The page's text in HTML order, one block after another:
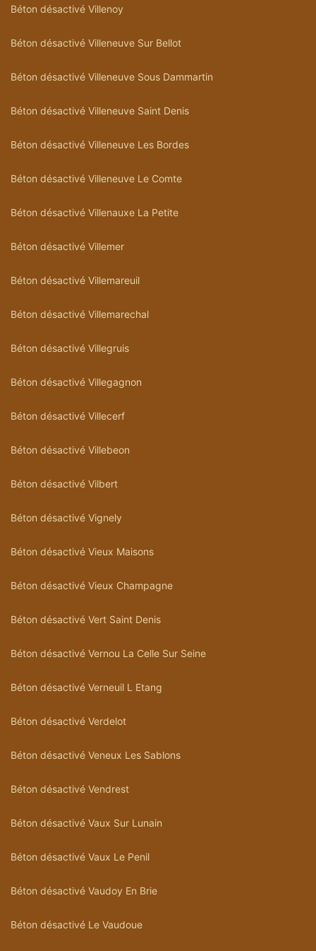
Béton désactivé Villenoy
Béton désactivé Villeneuve Sur Bellot
Béton désactivé Villeneuve Sous Dammartin
Béton désactivé Villeneuve Saint Denis
Béton désactivé Villeneuve Les Bordes
Béton désactivé Villeneuve Le Comte
Béton désactivé Villenauxe La Petite
Béton désactivé Villemer
Béton désactivé Villemareuil
Béton désactivé Villemarechal
Béton désactivé Villegruis
Béton désactivé Villegagnon
Béton désactivé Villecerf
Béton désactivé Villebeon
Béton désactivé Vilbert
Béton désactivé Vignely
Béton désactivé Vieux Maisons
Béton désactivé Vieux Champagne
Béton désactivé Vert Saint Denis
Béton désactivé Vernou La Celle Sur Seine
Béton désactivé Verneuil L Etang
Béton désactivé Verdelot
Béton désactivé Veneux Les Sablons
Béton désactivé Vendrest
Béton désactivé Vaux Sur Lunain
Béton désactivé Vaux Le Penil
Béton désactivé Vaudoy En Brie
Béton désactivé Le Vaudoue